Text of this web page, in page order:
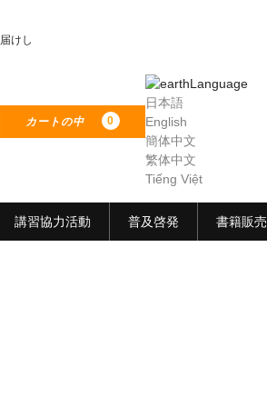
けし
カートの中 0
Language
日本語
English
簡体中文
繁体中文
Tiếng Việt
講習協力活動 普及啓発 書籍販売